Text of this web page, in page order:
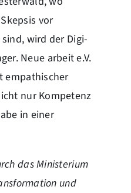
vor
wird der Digi-
Neue arbeit e.V.
empathischer
nur Kompetenz
in einer
das Ministerium
und